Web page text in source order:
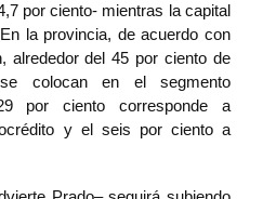
por ciento- mientras la capital
la provincia, de acuerdo con
alrededor del 45 por ciento de
colocan en el segmento
por ciento corresponde a
y el seis por ciento a